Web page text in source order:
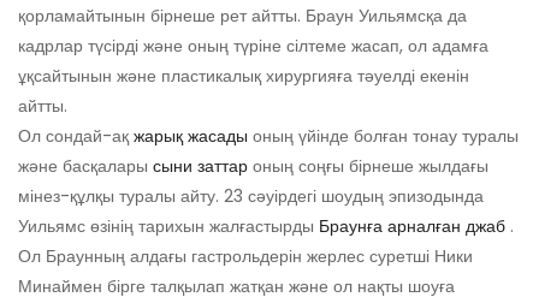
қорламайтынын бірнеше рет айтты. Браун Уильямсқа да
кадрлар түсірді және оның түріне сілтеме жасап, ол адамға
ұқсайтынын және пластикалық хирургияға тәуелді екенін
айтты.
Ол сондай-ақжарық жасады оның үйінде болған тонау туралы
және басқалары сыни заттар оның соңғы бірнеше жылдағы
мінез-құлқы туралы айту. 23 сәуірдегі шоудың эпизодында
Уильямс өзінің тарихын жалғастырды Браунға арналған джаб .
Ол Браунның алдағы гастрольдерін жерлес суретші Ники
Минаймен бірге талқылап жатқан және ол нақты шоуға